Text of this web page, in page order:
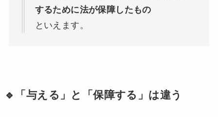
するために法が保障したもの
といえます。
🔹「与える」と「保障する」は違う